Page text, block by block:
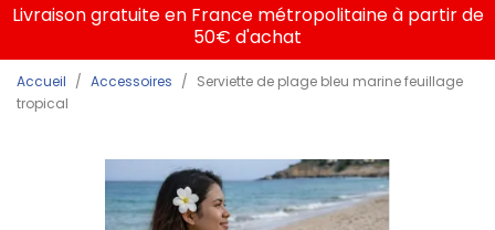
Livraison gratuite en France métropolitaine à partir de
50€ d'achat
Accueil Accessoires
Serviette de plage bleu marine feuillage
tropical